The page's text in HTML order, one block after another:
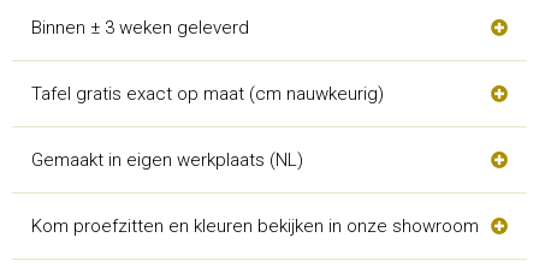
Binnen ± 3 weken geleverd
Tafel gratis exact op maat (cm nauwkeurig)
Gemaakt in eigen werkplaats (NL)
Kom proefzitten en kleuren bekijken in onze showroom